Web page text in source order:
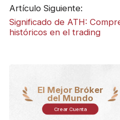
Artículo Siguiente:
Significado de ATH:
históricos en el trading
El Mejor Bróker
del Mundo
Crear Cuenta